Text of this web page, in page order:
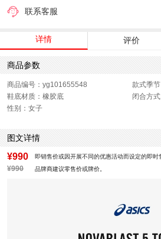
联系客服
详情 评价
商品参数
商品编号：yg101655548
款式季
鞋底材质：橡胶底
闭合方
性别：女子
图文详情
¥990 即销售价或因开展不同的优惠活动而设定的即时
¥990 品牌商建议零售价或牌价。